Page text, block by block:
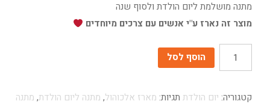
מתנה מושלמת ליום הולדת ולסוף שנה
מוצר זה נארז ע"י אנשים עם צרכים מיוחדים
כמות הוסף לסל
קטגוריה: יום הולדת תגיות: מארז אלכוהול, מתנה ליום הולדת, מתנה